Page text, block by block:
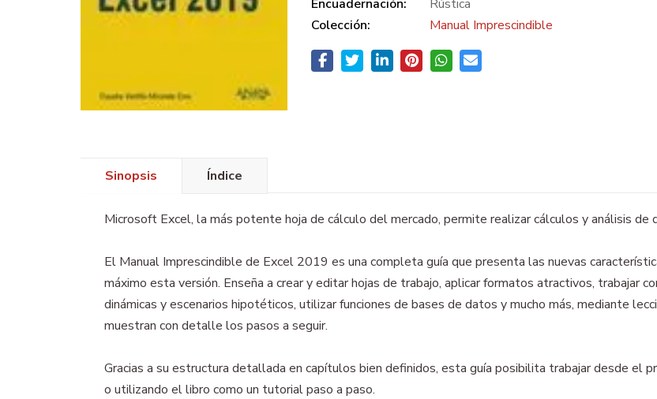
Encuadernación:
Rústica
Colección:
Manual Imprescindible
Sinopsis Índice
Microsoft Excel, la más potente hoja de cálculo del mercado, permite realizar cálculos y análisis
El Manual Imprescindible de Excel 2019 es una completa guía que presenta las nuevas
máximo esta versión. Enseña a crear y editar hojas de trabajo, aplicar formatos atractivos, trabajar
dinámicas y escenarios hipotéticos, utilizar funciones de bases de datos y mucho más, mediante
muestran con detalle los pasos a seguir.
Gracias a su estructura detallada en capítulos bien definidos, esta guía posibilita trabajar desde el
o utilizando el libro como un tutorial paso a paso.